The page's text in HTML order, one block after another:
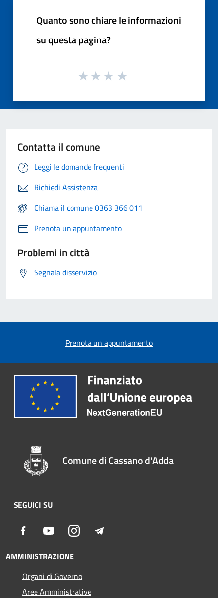
Quanto sono chiare le informazioni
su questa pagina?
Contatta il comune
Leggi le domande frequenti
Richiedi Assistenza
Chiama il comune 0363 366 011
Prenota un appuntamento
Problemi in città
Segnala disservizio
Prenota un appuntamento
Comune di Cassano d'Adda
SEGUICI SU
Facebook YoutubeInstagram
AMMINISTRAZIONE
Organi di Governo
Aree Amministrative